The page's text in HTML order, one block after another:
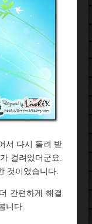
서 다시 돌려 받
걸려있더군요.
것이었습니다.
간편하게 해결
니다.